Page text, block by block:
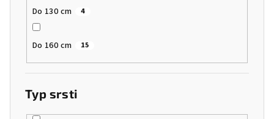
Do 130 cm 4
Do 160 cm 15
Typ srsti